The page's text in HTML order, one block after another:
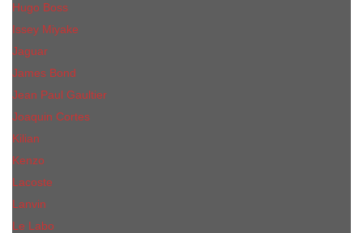
Hugo Boss
Issey Miyake
Jaguar
James Bond
Jean Paul Gaultier
Joaquin Сortes
Kilian
Kenzo
Lacoste
Lanvin
Le Labo